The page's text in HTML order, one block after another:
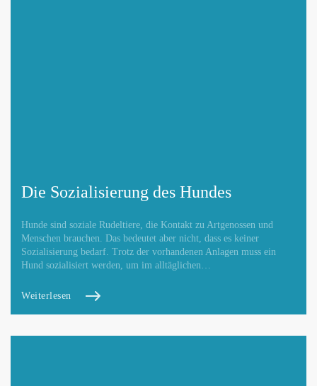
Die Sozialisierung des Hundes
Hunde sind soziale Rudeltiere, die Kontakt zu Artgenossen und
Menschen brauchen. Das bedeutet aber nicht, dass es keiner
Sozialisierung bedarf. Trotz der vorhandenen Anlagen muss ein
Hund sozialisiert werden, um im alltäglichen…
Weiterlesen